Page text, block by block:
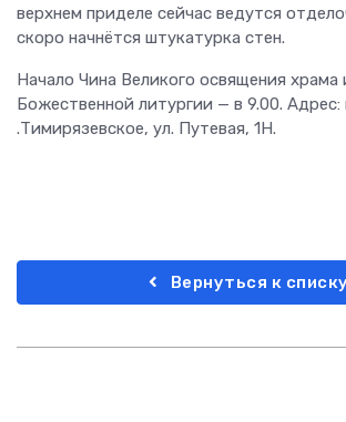
верхнем приделе сейчас ведутся
скоро начнётся штукатурка стен.
Начало Чина Великого освящения храма
Божественной литургии — в 9.00. Адрес:
.Тимирязевское, ул. Путевая, 1Н.
Вернуться к списку